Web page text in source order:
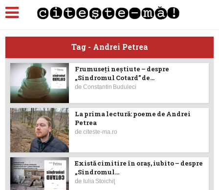
Tag - Andrei Petrea
Frumuseți neștiute – despre
„Sindromul Cotard” de...
deConstantin Buduleci
La prima lectură: poeme de Andrei
Petrea
deciteste-ma.ro
Există cimitire în oraș, iubito – despre
„Sindromul...
de Iulia Stoichiţ